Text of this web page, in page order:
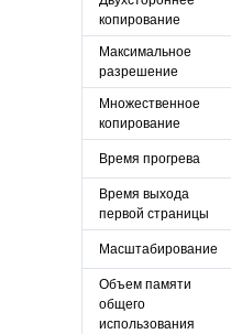
копирование
Максимальное
разрешение
Множественное
копирование
Время прогрева
Время выхода
первой страницы
Масштабирование
Объем памяти
общего
использования